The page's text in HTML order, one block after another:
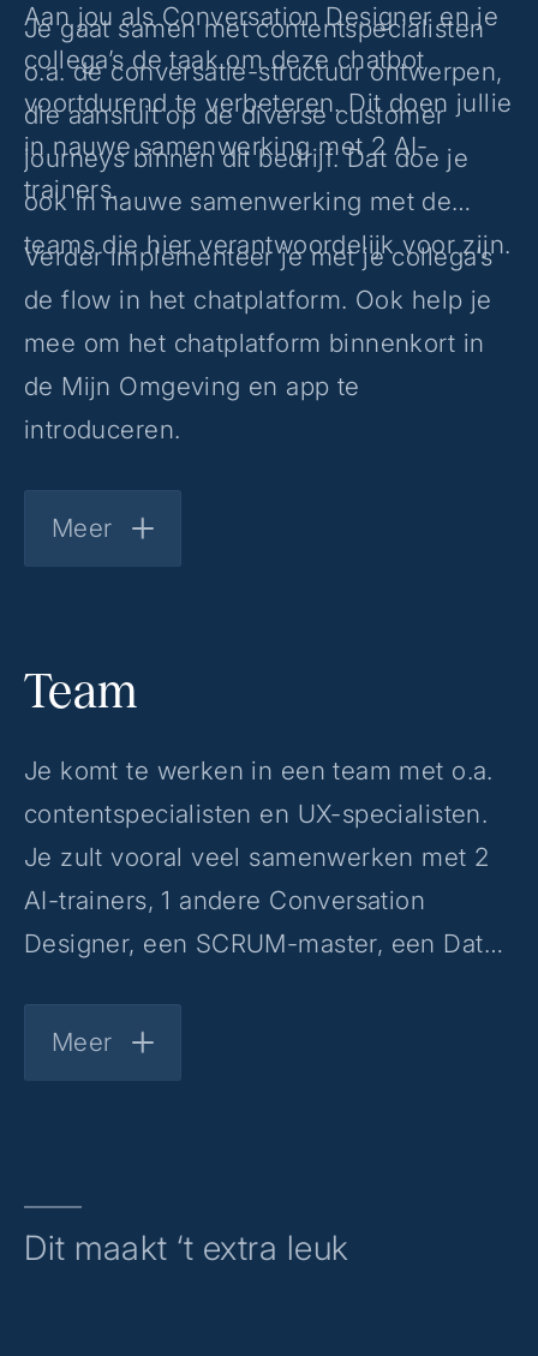
Aan jou als Conversation Designer en je
collega’s de taak om deze chatbot
voortdurend te verbeteren. Dit doen jullie
in nauwe samenwerking met 2 AI-
trainers.
Je gaat samen met contentspecialisten
o.a. de conversatie-structuur ontwerpen,
die aansluit op de diverse customer
journeys binnen dit bedrijf. Dat doe je
ook in nauwe samenwerking met de
teams die hier verantwoordelijk voor zijn.
Verder implementeer je met je collega’s
de flow in het chatplatform. Ook help je
mee om het chatplatform binnenkort in
de Mijn Omgeving en app te
introduceren.
Meer
Team
Je komt te werken in een team met o.a.
contentspecialisten en UX-specialisten.
Je zult vooral veel samenwerken met 2
AI-trainers, 1 andere Conversation
Designer, een SCRUM-master, een Data
Verder maak je deel uit van een
community van 35+ UX-professionals.
Meer
Dit maakt ‘t extra leuk